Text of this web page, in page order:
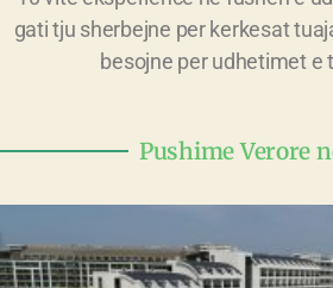
gati tju sherbejne per kerkesat
besojne per udhetimet e
Pushime Verore